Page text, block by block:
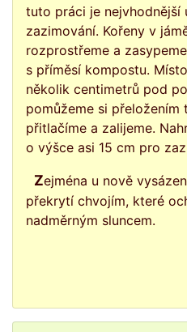
tuto práci je
zazimování. Kořeny v
rozprostřeme a
s příměsí kompostu.
několik centimetrů pod
pomůžeme si přeložením
přitlačíme a zalijeme.
o výšce asi 15 cm pro
Zejména u nově vysázených růží je vhodné i
překrytí chvojím, které
nadměrným sluncem.